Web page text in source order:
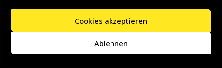
Cookies akzeptieren
Ablehnen
| Präsentiert vonWordPress
Presseinformationen